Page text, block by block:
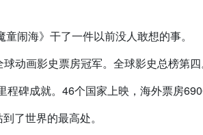
闹海》干了一件以前没人敢想的事。
动画影史票房冠军。全球影史总榜第
程碑成就。46个国家上映，海外票房
了世界的最高处。